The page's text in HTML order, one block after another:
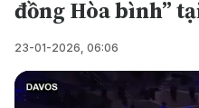
đồng Hòa bình”
23-01-2026, 06:06